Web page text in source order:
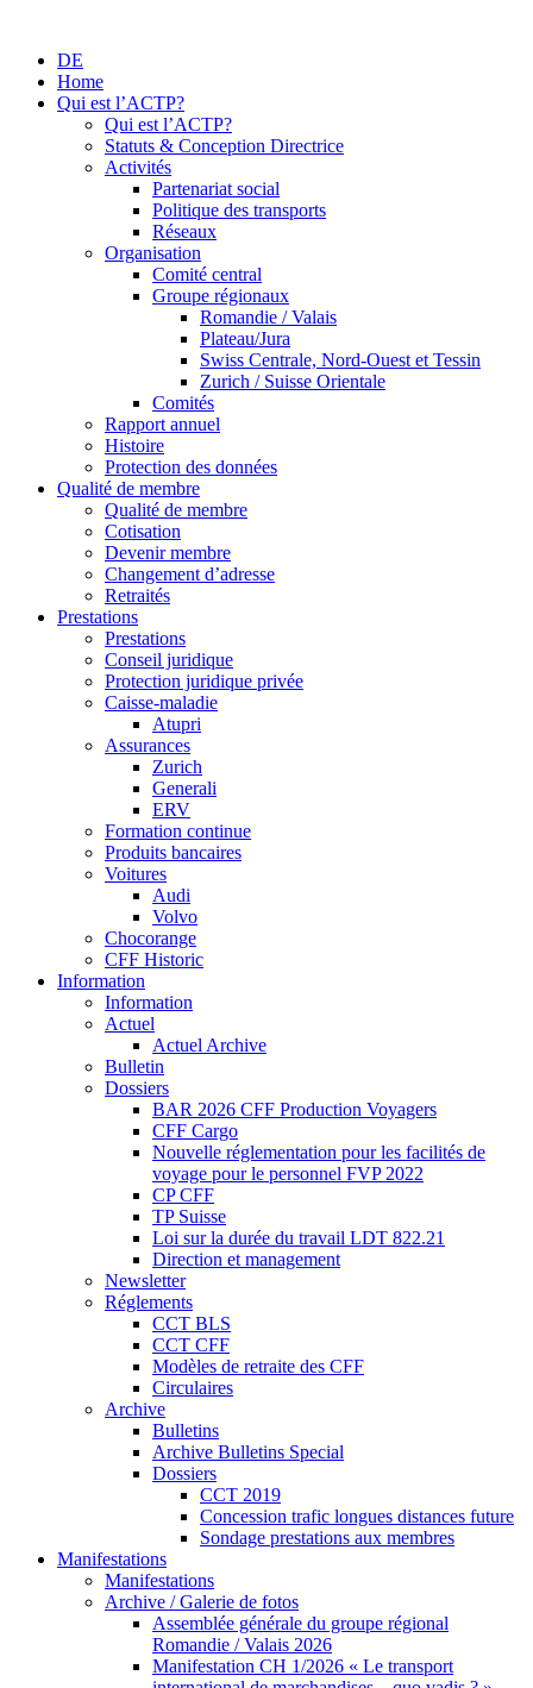
DE
Home
Qui est l’ACTP?
Qui est l’ACTP?
Statuts & Conception Directrice
Activités
Partenariat social
Politique des transports
Réseaux
Organisation
Comité central
Groupe régionaux
Romandie / Valais
Plateau/Jura
Swiss Centrale, Nord-Ouest et Tessin
Zurich / Suisse Orientale
Comités
Rapport annuel
Histoire
Protection des données
Qualité de membre
Qualité de membre
Cotisation
Devenir membre
Changement d’adresse
Retraités
Prestations
Prestations
Conseil juridique
Protection juridique privée
Caisse-maladie
Atupri
Assurances
Zurich
Generali
ERV
Formation continue
Produits bancaires
Voitures
Audi
Volvo
Chocorange
CFF Historic
Information
Information
Actuel
Actuel Archive
Bulletin
Dossiers
BAR 2026 CFF Production Voyagers
CFF Cargo
Nouvelle réglementation pour les facilités de
voyage pour le personnel FVP 2022
CP CFF
TP Suisse
Loi sur la durée du travail LDT 822.21
Direction et management
Newsletter
Réglements
CCT BLS
CCT CFF
Modèles de retraite des CFF
Circulaires
Archive
Bulletins
Archive Bulletins Special
Dossiers
CCT 2019
Concession trafic longues distances future
Sondage prestations aux membres
Manifestations
Manifestations
Archive / Galerie de fotos
Assemblée générale du groupe régional
Romandie / Valais 2026
Manifestation CH 1/2026 « Le transport